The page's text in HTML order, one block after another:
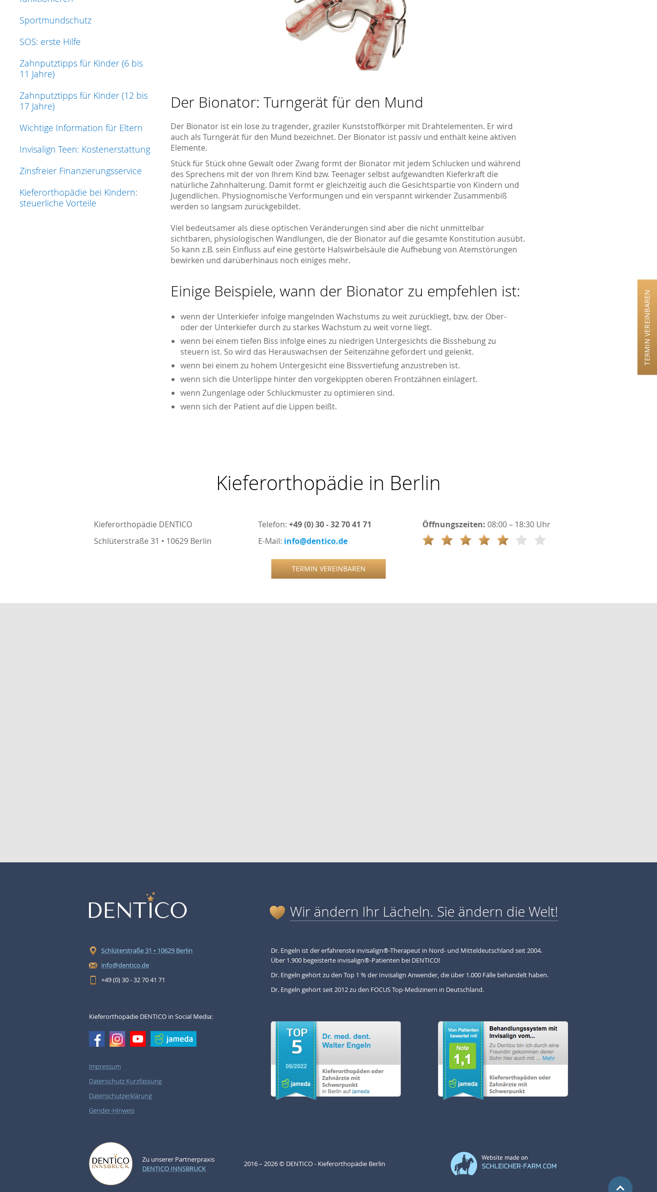
TERMIN VEREINBAREN
Sportmundschutz
SOS: erste Hilfe
Zahnputztipps für Kinder (6 bis
11 Jahre)
Zahnputztipps für Kinder (12 bis
17 Jahre)
Wichtige Information für Eltern
Invisalign Teen: Kostenerstattung
Zinsfreier Finanzierungsservice
Kieferorthopädie bei Kindern:
steuerliche Vorteile
Der Bionator: Turngerät für den Mund
Der Bionator ist ein lose zu tragender, graziler Kunststoffkörper mit Drahtelementen. Er wird
auch als Turngerät für den Mund bezeichnet. Der Bionator ist passiv und enthält keine aktiven
Elemente.
Stück für Stück ohne Gewalt oder Zwang formt der Bionator mit jedem Schlucken und während
des Sprechens mit der von Ihrem Kind bzw. Teenager selbst aufgewandten Kieferkraft die
natürliche Zahnhalterung. Damit formt er gleichzeitig auch die Gesichtspartie von Kindern und
Jugendlichen. Physiognomische Verformungen und ein verspannt wirkender Zusammenbiß
werden so langsam zurückgebildet.
Viel bedeutsamer als diese optischen Veränderungen sind aber die nicht unmittelbar
sichtbaren, physiologischen Wandlungen, die der Bionator auf die gesamte Konstitution ausübt.
So kann z.B. sein Einfluss auf eine gestörte Halswirbelsäule die Aufhebung von Atemstörungen
bewirken und darüberhinaus noch einiges mehr.
Einige Beispiele, wann der Bionator zu empfehlen ist:
wenn der Unterkiefer infolge mangelnden Wachstums zu weit zurückliegt, bzw. der Ober-
oder der Unterkiefer durch zu starkes Wachstum zu weit vorne liegt.
wenn bei einem tiefen Biss infolge eines zu niedrigen Untergesichts die Bisshebung zu
steuern ist. So wird das Herauswachsen der Seitenzähne gefördert und gelenkt.
wenn bei einem zu hohem Untergesicht eine Bissvertiefung anzustreben ist.
wenn sich die Unterlippe hinter den vorgekippten oberen Frontzähnen einlagert.
wenn Zungenlage oder Schluckmuster zu optimieren sind.
wenn sich der Patient auf die Lippen beißt.
Kieferorthopädie in Berlin
Kieferorthopädie DENTICO
Schlüterstraße 31 • 10629 Berlin
Telefon: +49 (0) 30 - 32 70 41 71
E-Mail: info@dentico.de
Öffnungszeiten: 08:00 – 18:30 Uhr
TERMIN VEREINBAREN
Wir ändern Ihr Lächeln. Sie ändern die Welt!
Schlüterstraße 31 • 10629 Berlin
info@dentico.de
+49 (0) 30 - 32 70 41 71
Kieferorthopädie DENTICO in Social Media:
Impressum
Datenschutz Kurzfassung
Datenschutzerklärung
Gender-Hinweis
Dr. Engeln ist der erfahrenste invisalign®-Therapeut in Nord- und Mitteldeutschland seit 2004.
Über 1.900 begeisterte invisalign®-Patienten bei DENTICO!
Dr. Engeln gehört zu den Top 1 % der Invisalign Anwender, die über 1.000 Fälle behandelt haben.
Dr. Engeln gehört seit 2012 zu den FOCUS Top-Medizinern in Deutschland.
Zu unserer Partnerpraxis
DENTICO INNSBRUCK
2016 – 2026 © DENTICO - Kieferorthopädie Berlin